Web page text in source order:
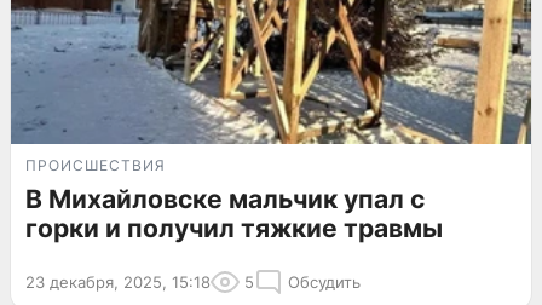
ПРОИСШЕСТВИЯ
В Михайловске мальчик упал с
горки и получил тяжкие травмы
23 декабря, 2025, 15:18 5 Обсудить